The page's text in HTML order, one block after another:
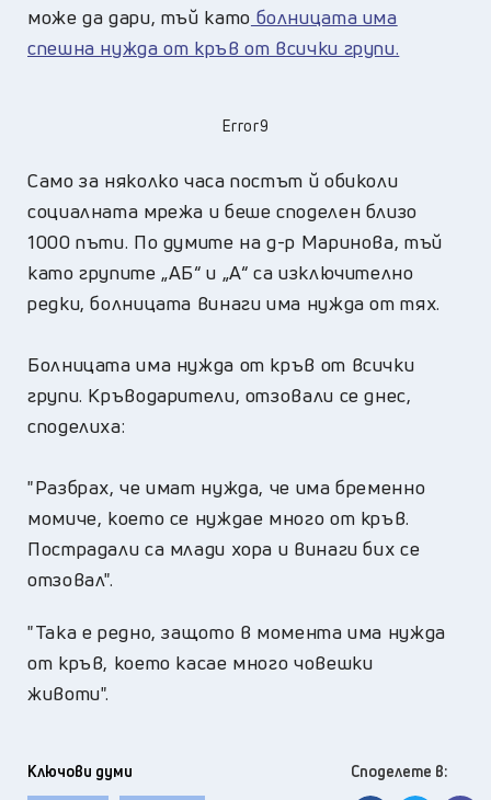
може да дари, тъй като болницата има
спешна нужда от кръв от всички групи.
Error9
Само за няколко часа постът й обиколи
социалната мрежа и беше споделен близо
1000 пъти. По думите на д-р Маринова, тъй
като групите „АБ“ и „А“ са изключително
редки, болницата винаги има нужда от тях.
Болницата има нужда от кръв от всички
групи. Кръводарители, отзовали се днес,
споделиха:
"Разбрах, че имат нужда, че има бременно
момиче, което се нуждае много от кръв.
Пострадали са млади хора и винаги бих се
отзовал".
"Така е редно, защото в момента има нужда
от кръв, което касае много човешки
животи".
Ключови думи Споделете в: